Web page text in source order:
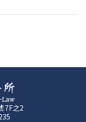
7F之2